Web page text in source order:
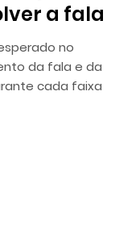
a fala
no
da fala e da
cada faixa